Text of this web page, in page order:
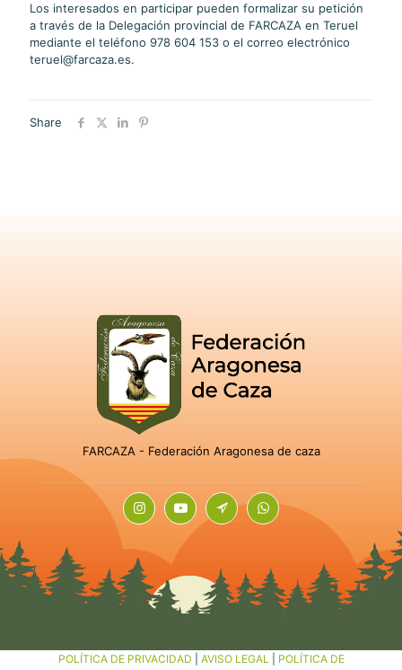
Los interesados en participar pueden formalizar su petición
a través de la Delegación provincial de FARCAZA en Teruel
mediante el teléfono 978 604 153 o el correo electrónico
teruel@farcaza.es.
Share
FARCAZA - Federación Aragonesa de caza
POLÍTICA DE PRIVACIDAD AVISO LEGAL
POLÍTICA DE